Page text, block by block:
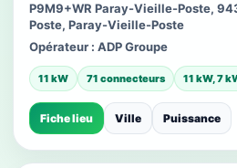
P9M9+WR Paray-Vieille-Poste,
Poste, Paray-Vieille-Poste
Opérateur : ADP Groupe
11 kW 71 connecteurs 11 kW, 7
Fiche lieu Ville Puissance